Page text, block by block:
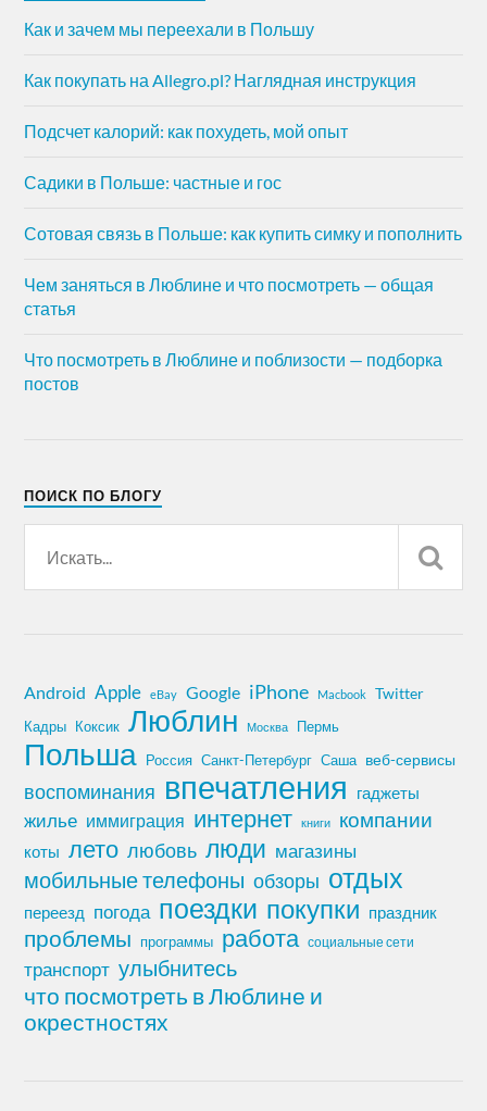
Как и зачем мы переехали в Польшу
Как покупать на Allegro.pl? Наглядная инструкция
Подсчет калорий: как похудеть, мой опыт
Садики в Польше: частные и гос
Сотовая связь в Польше: как купить симку и пополнить
Чем заняться в Люблине и что посмотреть — общая
статья
Что посмотреть в Люблине и поблизости — подборка
постов
ПОИСК ПО БЛОГУ
Android Apple eBay Google iPhone Macbook Twitter
Кадры Коксик Люблин Москва Пермь
Польша Россия Санкт-Петербург Саша веб-сервисы
воспоминания впечатления гаджеты
жилье иммиграция интернет книги компании
коты лето любовь люди магазины
мобильные телефоны обзоры отдых
переезд погода поездки покупки праздник
проблемы программы работа социальные сети
транспорт улыбнитесь
что посмотреть в Люблине и
окрестностях